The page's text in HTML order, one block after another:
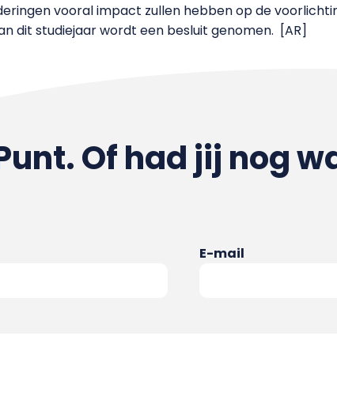
vooral impact zullen hebben op de
dit studiejaar wordt een besluit genomen. [AR]
Of had jij nog
E-mail